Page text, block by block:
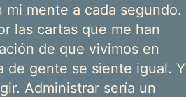
mente a cada segundo.
las cartas que me han
de que vivimos en
de gente se siente igual. Y
Administrar sería un